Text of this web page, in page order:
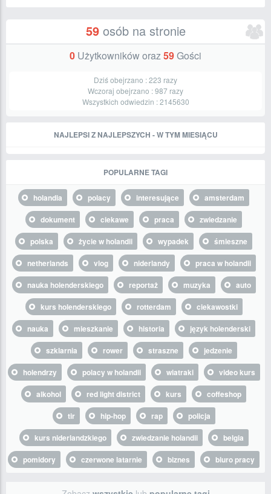
59osób na stronie
0 Użytkowników oraz59Gości
Dziś obejrzano :223 razy
Wczoraj obejrzano :987 razy
Wszystkich odwiedzin :2145630
NAJLEPSI Z NAJLEPSZYCH - W TYM MIESIĄCU
POPULARNE TAGI
holandia polacy interesujące
amsterdam
dokument
ciekawe praca
zwiedzanie
polska
życie w holandii wypadek
śmieszne
netherlands
vlog niderlandy
praca w holandii
nauka holenderskiego
reportaż muzyka
auto
kurs holenderskiego
rotterdam
ciekawostki
nauka
mieszkanie historia
język holenderski
szklarnia
rower straszne
jedzenie
holendrzy
polacy w holandii wiatraki
video kurs
alkohol
red light district kurs
coffeshop
tir
hip-hop rap
policja
kurs niderlandzkiego
zwiedzanie holandii
belgia
pomidory
czerwone latarnie biznes biuro pracy